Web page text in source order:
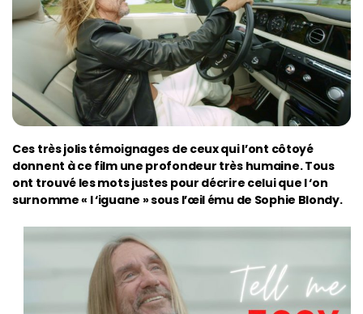
Ces très jolis témoignages de ceux qui l’ont côtoyé
donnent à ce film une profondeur très humaine. Tous
ont trouvé les mots justes pour décrire celui que l ‘on
surnomme « l ‘iguane » sous l’œil ému de Sophie Blondy.